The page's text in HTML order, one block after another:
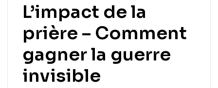
L’impact de la
prière – Comment
gagner la guerre
invisible